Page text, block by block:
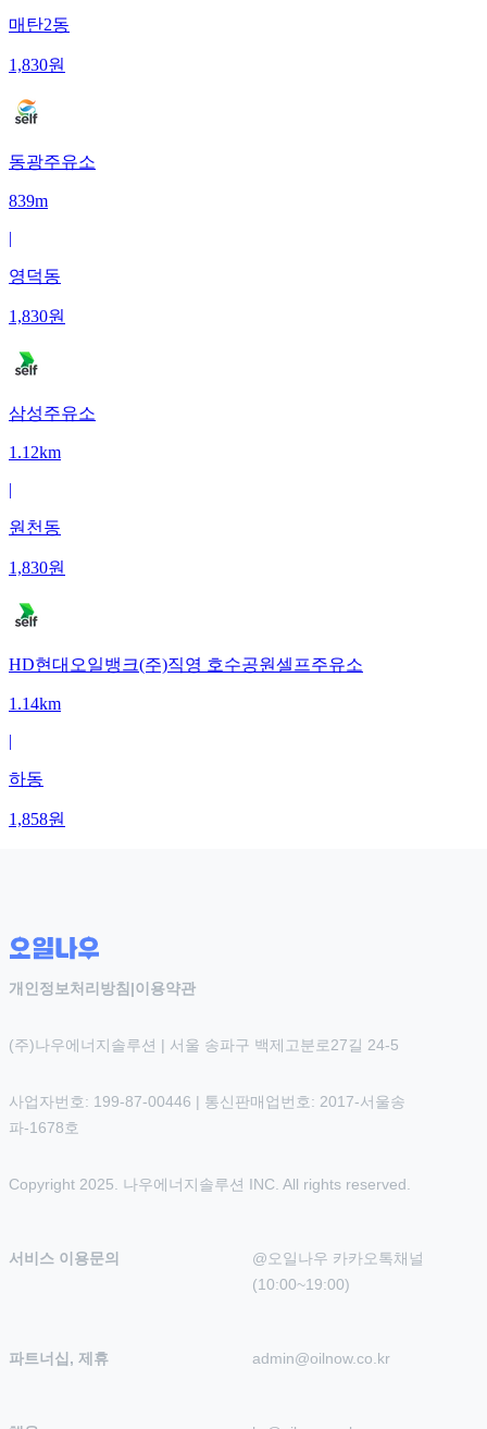
매탄2동
1,830원
동광주유소
839m
|
영덕동
1,830원
삼성주유소
1.12km
|
원천동
1,830원
HD현대오일뱅크(주)직영 호수공원셀프주유소
1.14km
|
하동
1,858원
개인정보처리방침 |이용약관
(주)나우에너지솔루션 | 서울 송파구 백제고분로27길 24-5
사업자번호: 199-87-00446 | 통신판매업번호: 2017-서울송
파-1678호
Copyright 2025. 나우에너지솔루션 INC. All rights reserved.
서비스 이용문의
@오일나우 카카오톡채널
(10:00~19:00)
파트너십, 제휴 admin@oilnow.co.kr